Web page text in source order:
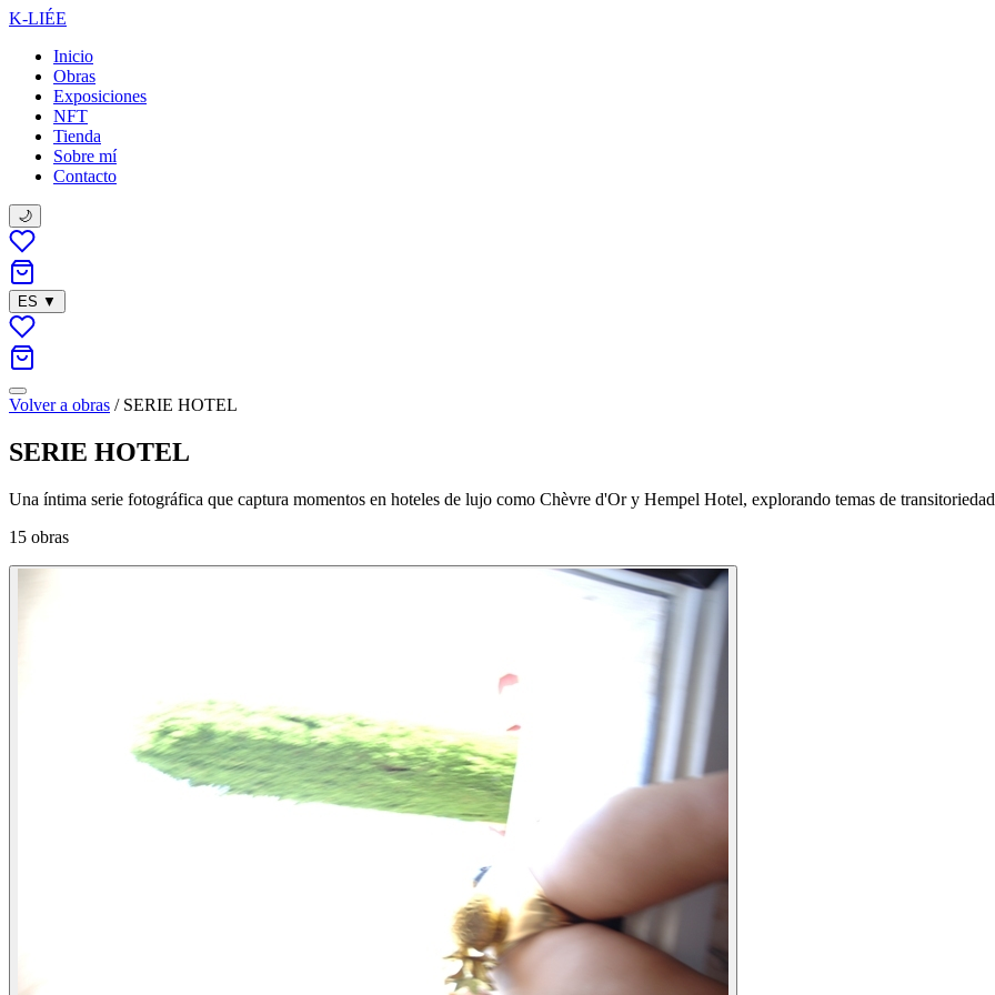
K-LIÉE
Inicio
Obras
Exposiciones
NFT
Tienda
Sobre mí
Contacto
🌙
ES ▼
Volver a obras / SERIE HOTEL
SERIE HOTEL
Una íntima serie fotográfica que captura momentos en hoteles de lujo como Chèvre d'Or y Hempel Hotel, explorando temas de
15 obras